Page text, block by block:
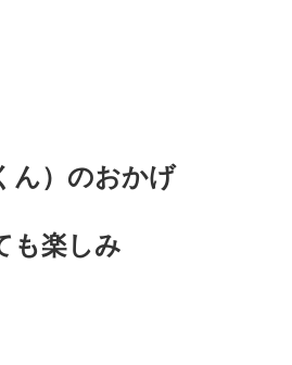
ん）のおかげ
も楽しみ